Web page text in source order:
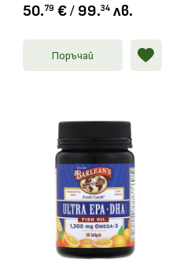
50.79 € / 99.34 лв.
Поръчай